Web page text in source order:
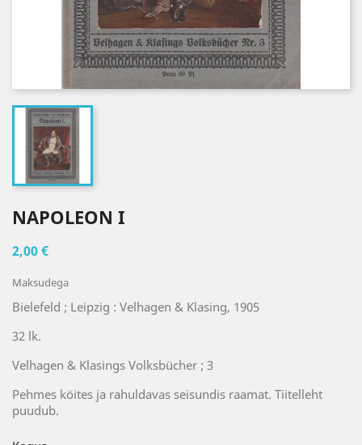
NAPOLEON I
2,00 €
Maksudega
Bielefeld ; Leipzig : Velhagen & Klasing, 1905
32 lk.
Velhagen & Klasings Volksbücher ; 3
Pehmes köites ja rahuldavas seisundis raamat. Tiitelleht
puudub.